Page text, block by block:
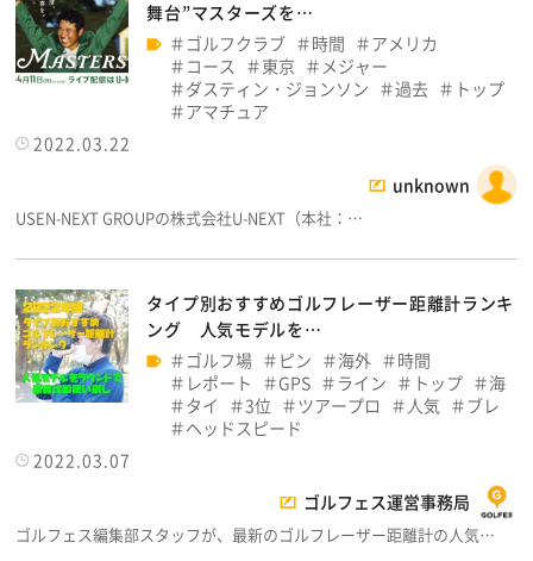
舞台”マスターズを…
ゴルフクラブ
時間
アメリカ
コース
東京
メジャー
ダスティン・ジョンソン
過去
トップ
アマチュア
2022.03.22
unknown
USEN-NEXT GROUPの株式会社U-NEXT（本社：…
タイプ別おすすめゴルフレーザー距離計ランキ
ング 人気モデルを…
ゴルフ場
ピン 海外
時間
レポート
GPS ライン トップ
海
タイ
3位 ツアープロ 人気
ブレ
ヘッドスピード
2022.03.07
ゴルフェス運営事務局
ゴルフェス編集部スタッフが、最新のゴルフレーザー距離計の人気…